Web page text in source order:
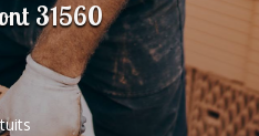
31560